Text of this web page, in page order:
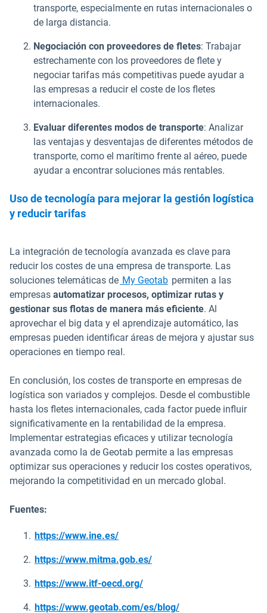
transporte, especialmente en rutas internacionales o
de larga distancia.
Negociación con proveedores de fletes: Trabajar
estrechamente con los proveedores de flete y
negociar tarifas más competitivas puede ayudar a
las empresas a reducir el coste de los fletes
internacionales.
Evaluar diferentes modos de transporte: Analizar
las ventajas y desventajas de diferentes métodos de
transporte, como el marítimo frente al aéreo, puede
ayudar a encontrar soluciones más rentables.
Uso de tecnología para mejorar la gestión logística
y reducir tarifas
La integración de tecnología avanzada es clave para
reducir los costes de una empresa de transporte. Las
soluciones telemáticas de My Geotab permiten a las
empresas automatizar procesos, optimizar rutas y
gestionar sus flotas de manera más eficiente. Al
aprovechar el big data y el aprendizaje automático, las
empresas pueden identificar áreas de mejora y ajustar sus
operaciones en tiempo real.
En conclusión, los costes de transporte en empresas de
logística son variados y complejos. Desde el combustible
hasta los fletes internacionales, cada factor puede influir
significativamente en la rentabilidad de la empresa.
Implementar estrategias eficaces y utilizar tecnología
avanzada como la de Geotab permite a las empresas
optimizar sus operaciones y reducir los costes operativos,
mejorando la competitividad en un mercado global.
Fuentes:
https://www.ine.es/Abrir en una nueva ventana
https://www.mitma.gob.es/Abrir en una nueva ventana
https://www.itf-oecd.org/Abrir en una nueva ventana
https://www.geotab.com/es/blog/